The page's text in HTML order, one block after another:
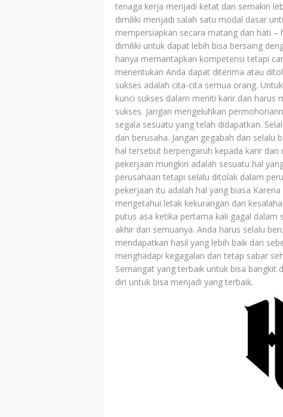
tenaga kerja menjadi ketat dan semakin
dimiliki menjadi salah satu modal dasar
mempersiapkan secara matang dan hati
dimiliki untuk dapat lebih bisa bersaing
hanya memantapkan kompetensi tetapi
menentukan Anda dapat diterima atau
sukses adalah cita-cita semua orang.
kunci sukses dalam meniti karir dan harus
sukses. Jangan mengeluhkan
segala sesuatu yang telah didapatkan.
dan berusaha. Jangan gegabah dan selalu
hal tersebut berpengaruh kepada karir
pekerjaan mungkin adalah sesuatu hal
perusahaan tetapi selalu ditolak dalam
pekerjaan itu adalah hal yang biasa
mengetahui letak kekurangan dan
putus asa ketika pertama kali gagal dalam
akhir dari semuanya. Anda harus selalu
mendapatkan hasil yang lebih baik dari
menghadapi kegagalan dan tetap sabar
Semangat yang terbaik untuk bisa bangkit
diri untuk bisa menjadi yang terbaik.